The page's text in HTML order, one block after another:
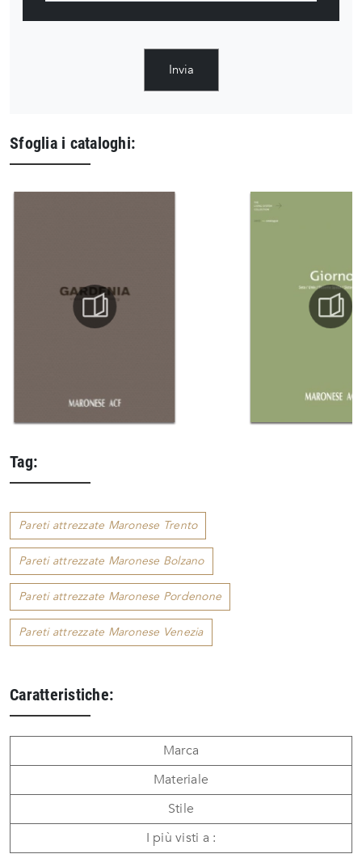
Invia
Sfoglia i cataloghi:
Tag:
Pareti attrezzate Maronese Trento
Pareti attrezzate Maronese Bolzano
Pareti attrezzate Maronese Pordenone
Pareti attrezzate Maronese Venezia
Caratteristiche:
Marca
Materiale
Stile
I più visti a :